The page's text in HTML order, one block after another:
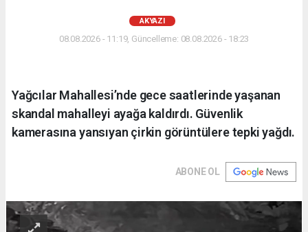
AKYAZI
08.08.2026 - 11:19, Güncelleme: 08.08.2026 - 18:23
Yağcılar Mahallesi’nde gece saatlerinde yaşanan
skandal mahalleyi ayağa kaldırdı. Güvenlik
kamerasına yansıyan çirkin görüntülere tepki yağdı.
ABONE OL